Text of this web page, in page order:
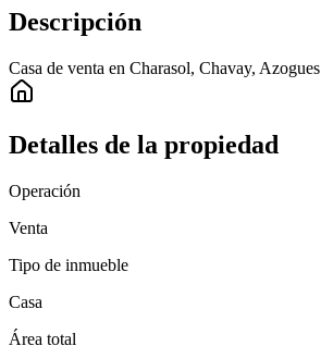
Descripción
Casa de venta en Charasol, Chavay, Azogues
Detalles de la propiedad
Operación
Venta
Tipo de inmueble
Casa
Área total